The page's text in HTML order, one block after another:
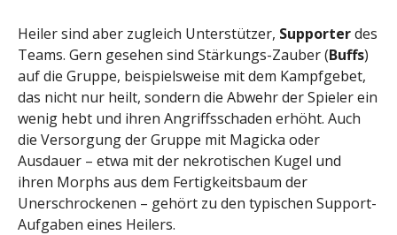
Heiler sind aber zugleich Unterstützer, Supporterdes
Teams. Gern gesehen sind Stärkungs-Zauber (Buffs)
auf die Gruppe, beispielsweise mit dem Kampfgebet,
das nicht nur heilt, sondern die Abwehr der Spieler ein
wenig hebt und ihren Angriffsschaden erhöht. Auch
die Versorgung der Gruppe mit Magicka oder
Ausdauer – etwa mit der nekrotischen Kugel und
ihren Morphs aus dem Fertigkeitsbaum der
Unerschrockenen – gehört zu den typischen Support-
Aufgaben eines Heilers.